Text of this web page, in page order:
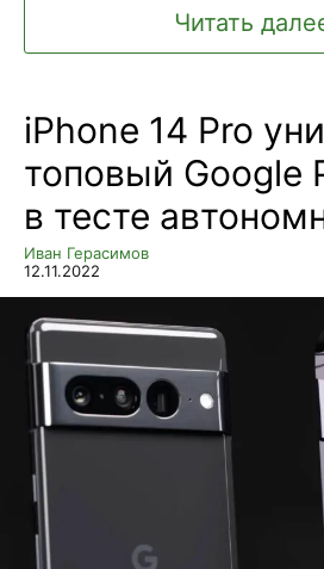
Читать
iPhone 14 Pro
топовый Google
в тесте
Иван Герасимов
12.11.2022